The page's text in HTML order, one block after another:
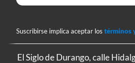
Suscribirse implica aceptar los términos
El Siglo de Durango, calle